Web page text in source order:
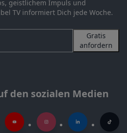
geistlichem Impuls und
TV informiert Dich jede Woche.
Gratis
anfordern
den sozialen Medien